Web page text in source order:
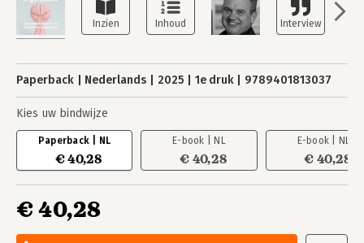
Paperback Nederlands 2025 1e druk 9789401813037
Kies uw bindwijze
Paperback | NL
€ 40,28
E-book | NL
€ 40,28
E-book | NL
€ 40,28
€ 40,28